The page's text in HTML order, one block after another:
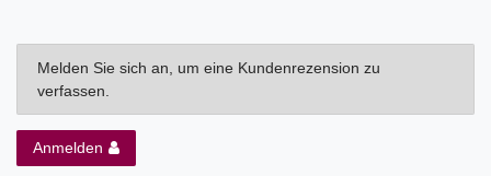
Melden Sie sich an, um eine Kundenrezension zu
verfassen.
Anmelden